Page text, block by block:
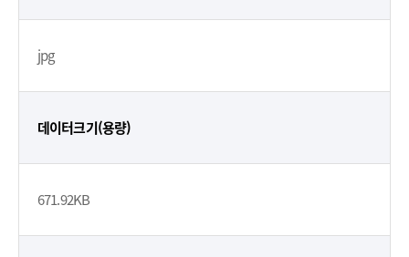
jpg
데이터크기(용량)
671.92KB